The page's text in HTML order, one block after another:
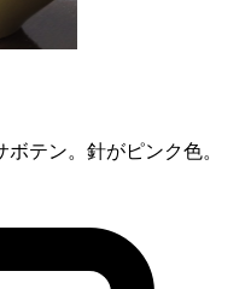
テン。針がピンク色。